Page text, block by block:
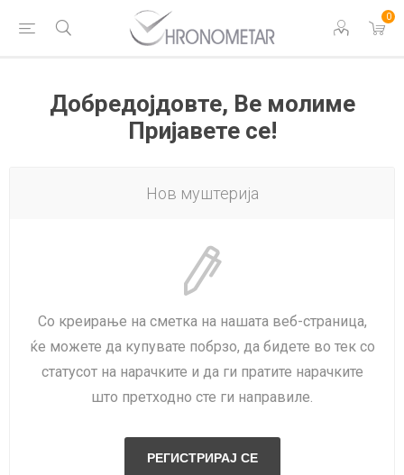
0
Добредојдовте, Ве молиме
Пријавете се!
Нов муштерија
Со креирање на сметка на нашата веб-страница,
ќе можете да купувате побрзо, да бидете во тек со
статусот на нарачките и да ги пратите нарачките
што претходно сте ги направиле.